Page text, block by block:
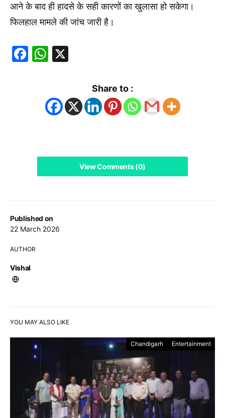
Published on
22 March 2026
AUTHOR
Vishal
आने के बाद ही हादसे के सही कारणों का खुलासा हो सकेगा।
फिलहाल मामले की जांच जारी है।
Facebook
WhatsApp
Share to :
View Comments (0)
YOU MAY ALSO LIKE
Chandigarh Entertainment